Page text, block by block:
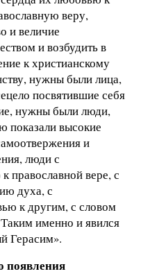
веру,
и величие
и возбудить в
к христианскому
нужны были лица,
посвятившие себя
нужны были люди,
показали высокие
и
люди с
православной вере, с
духа, с
к другим, с словом
именно и явился
Герасим».
появления